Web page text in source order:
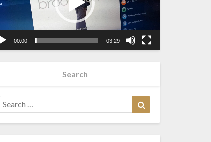
00:00 03:29
Search
Search
for: